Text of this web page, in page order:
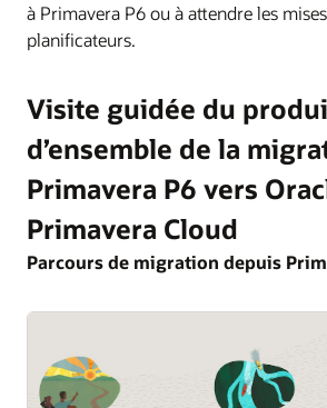
à Primavera P6 ou à attendre les
planificateurs.
Visite guidée du
d’ensemble de la
Primavera P6 vers
Primavera Cloud
Parcours de migration depuis